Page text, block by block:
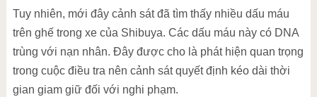
Tuy nhiên, mới đây cảnh sát đã tìm thấy nhiều dấu máu
trên ghế trong xe của Shibuya. Các dấu máu này có DNA
trùng với nạn nhân. Đây được cho là phát hiện quan trọng
trong cuộc điều tra nên cảnh sát quyết định kéo dài thời
gian giam giữ đối với nghi phạm.